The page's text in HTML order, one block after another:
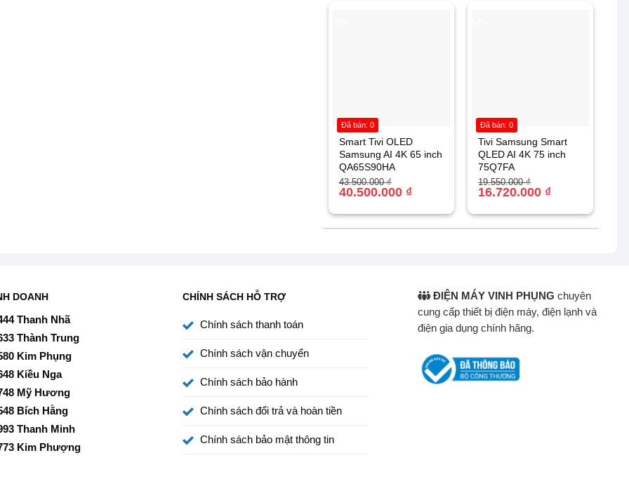
Smart Tivi OLED
Samsung AI 4K 65 inch
QA65S90HA
43.500.000₫
Giá
gốc
40.500.000 ₫
Giá
hiện
40.500.000 ₫.
Đã bán: 0
Tivi Samsung Smart
QLED AI 4K 75 inch
75Q7FA
19.550.000₫
Giá
gốc
16.720.000 ₫
Giá
hiện
16.720.000 ₫.
Đã bán: 0
DOANH
Thanh Nhã
Thành Trung
Kim Phụng
Kiều Nga
Mỹ Hương
Bích Hằng
Thanh Minh
Kim Phượng
CHÍNH SÁCH HỖ TRỢ
Chính sách thanh toán
Chính sách vận chuyển
Chính sách bảo hành
Chính sách đổi trả và hoàn tiền
Chính sách bảo mật thông tin
ĐIỆN MÁY VINH PHỤNG chuyên
cung cấp thiết bị điện máy, điện lạnh và
điện gia dụng chính hãng.